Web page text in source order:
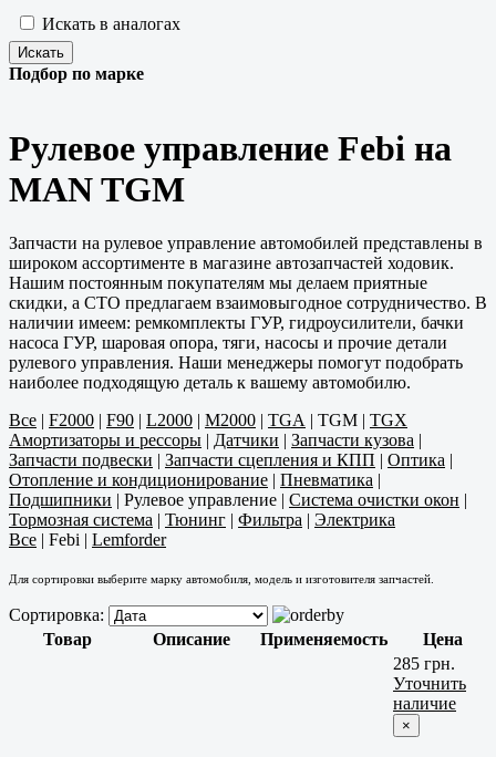
Искать в аналогах
Подбор по марке
Рулевое управление Febi на
MAN TGM
Запчасти на рулевое управление автомобилей представлены в
широком ассортименте в магазине автозапчастей ходовик.
Нашим постоянным покупателям мы делаем приятные
скидки, а СТО предлагаем взаимовыгодное сотрудничество. В
наличии имеем: ремкомплекты ГУР, гидроусилители, бачки
насоса ГУР, шаровая опора, тяги, насосы и прочие детали
рулевого управления. Наши менеджеры помогут подобрать
наиболее подходящую деталь к вашему автомобилю.
Все | F2000 | F90 | L2000 | M2000 | TGA | TGM | TGX
Амортизаторы и рессоры | Датчики | Запчасти кузова |
Запчасти подвески | Запчасти сцепления и КПП | Оптика |
Отопление и кондиционирование | Пневматика |
Подшипники | Рулевое управление | Система очистки окон |
Тормозная система | Тюнинг | Фильтра | Электрика
Все | Febi | Lemforder
Для сортировки выберите марку автомобиля, модель и изготовителя запчастей.
Сортировка:
Товар
Описание Применяемость Цена
285 грн.
Уточнить
наличие
×